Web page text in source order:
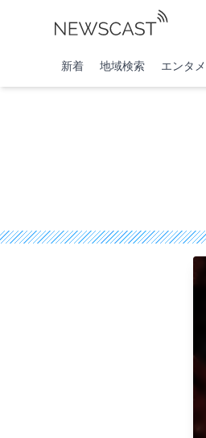
新着 地域検索 エンタメ